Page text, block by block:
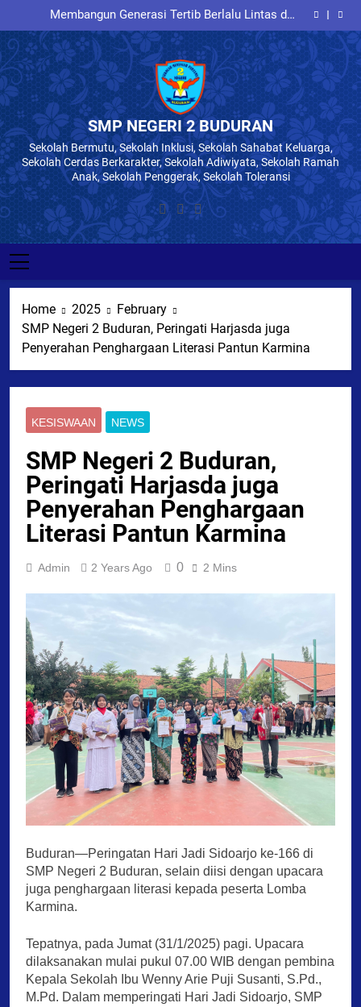
to
content
Buduran
Kelas IX SMPN 2 Buduran Antusias Mengikuti
Membangun Generasi Tertib Berlalu Lintas dan
Berkarakter melalui Sosialisasi Bersama Polresta
Sidoarjo
Menumbuhkan Kesadaran Pajak Sejak Dini melalui
Sosialisasi kepada Peserta Didik SMP Negeri 2
Buduran
Membangun Karakter, Disiplin, dan Jiwa
Nasionalisme melalui Latihan PBB Bersama Koramil
Buduran
Menumbuhkan Jiwa Wirausaha Sejak Dini: Siswa
Kelas IX SMPN 2 Buduran Antusias Mengikuti
Seminar Entrepreneurship
Membangun Generasi Tertib Berlalu Lintas dan
Berkarakter melalui Sosialisasi Bersama Polresta
Sidoarjo
Menumbuhkan Kesadaran Pajak Sejak Dini melalui
Sosialisasi kepada Peserta Didik SMP Negeri 2
Buduran
SMP NEGERI 2 BUDURAN
Sekolah Bermutu, Sekolah Inklusi, Sekolah Sahabat Keluarga,
Sekolah Cerdas Berkarakter, Sekolah Adiwiyata, Sekolah Ramah
Anak, Sekolah Penggerak, Sekolah Toleransi
Home 2025
February
SMP Negeri 2 Buduran, Peringati Harjasda juga
Penyerahan Penghargaan Literasi Pantun Karmina
KESISWAAN NEWS
SMP Negeri 2 Buduran,
Peringati Harjasda juga
Penyerahan Penghargaan
Literasi Pantun Karmina
Admin 2 Years Ago 0 2 Mins
Buduran—Peringatan Hari Jadi Sidoarjo ke-166 di
SMP Negeri 2 Buduran, selain diisi dengan upacara
juga penghargaan literasi kepada peserta Lomba
Karmina.
Tepatnya, pada Jumat (31/1/2025) pagi. Upacara
dilaksanakan mulai pukul 07.00 WIB dengan pembina
Kepala Sekolah Ibu Wenny Arie Puji Susanti, S.Pd.,
M.Pd. Dalam memperingati Hari Jadi Sidoarjo, SMP